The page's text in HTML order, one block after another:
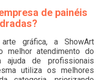
de painéis
gráfica, a ShowArt
atendimento do
ajuda de profissionais
utiliza os melhores